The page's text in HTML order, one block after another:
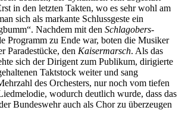
in den letzten Takten, wo es sehr wohl am
sich als markante Schlussgeste ein
Nachdem mit den Schlagobers-
Programm zu Ende war, boten die Musiker
Paradestücke, den Kaisermarsch. Als das
sich der Dirigent zum Publikum, dirigierte
Taktstock weiter und sang
des Orchesters, nur noch vom tiefen
wodurch deutlich wurde, dass das
Bundeswehr auch als Chor zu überzeugen